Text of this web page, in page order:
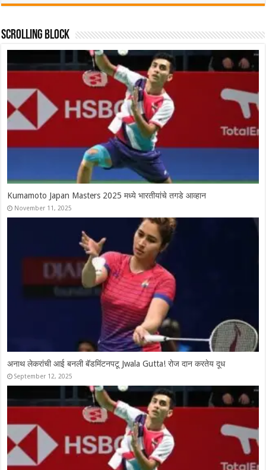
Scrolling Block
Syed Modi International 2025 चे सर्व विजेते, श्रीकांतचा संघर्षपूर्ण अंतिम
सामन्यात पराभव
Syed Modi International 2025: चार भारतीय उपांत्य फेरीत दाखल, श्रीकांतचे
दमदार कमबॅक
November 28, 2025